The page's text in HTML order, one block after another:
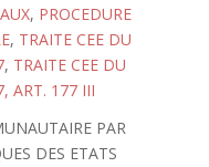
, PROCEDURE
, TRAITE CEE DU
, TRAITE CEE DU
ART. 177 III
PAR
DES ETATS